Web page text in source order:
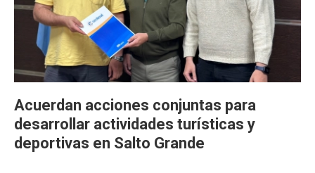
Acuerdan acciones conjuntas para
desarrollar actividades turísticas y
deportivas en Salto Grande